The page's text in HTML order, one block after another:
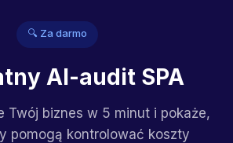
🔍 Za darmo
AI-audit SPA
Twój biznes w 5 minut i pokaże,
pomogą kontrolować koszty